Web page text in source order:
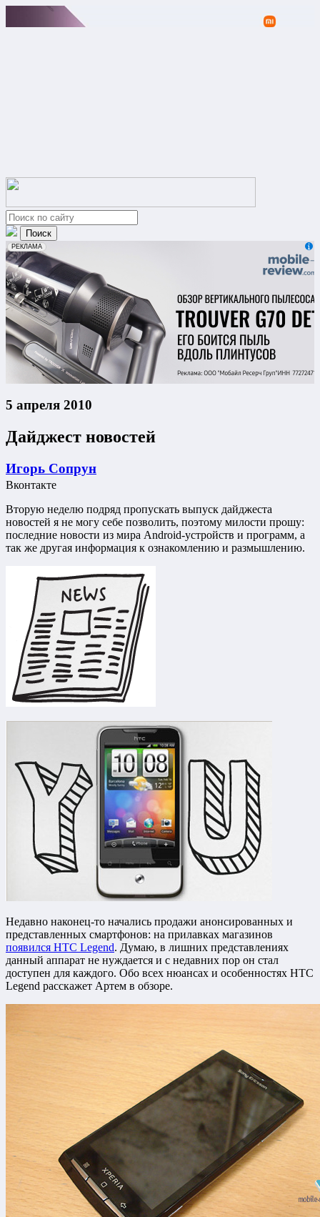
erid: 2VfnxxmNzs5
РЕКЛАМА
5 апреля 2010
Дайджест новостей
Игорь Сопрун
Вконтакте
Вторую неделю подряд пропускать выпуск дайджеста
новостей я не могу себе позволить, поэтому милости прошу:
последние новости из мира Android-устройств и программ, а
так же другая информация к ознакомлению и размышлению.
Недавно наконец-то начались продажи анонсированных и
представленных смартфонов: на прилавках магазинов
появился HTC Legend. Думаю, в лишних представлениях
данный аппарат не нуждается и с недавних пор он стал
доступен для каждого. Обо всех нюансах и особенностях HTC
Legend расскажет Артем в обзоре.